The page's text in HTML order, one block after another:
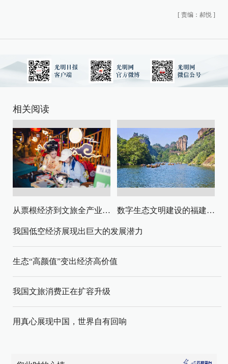
[ 责编：郝悦 ]
相关阅读
从票根经济到文旅全产业链升级 数字生态文明建设的福建路径与启示
我国低空经济展现出巨大的发展潜力
生态“高颜值”变出经济高价值
我国文旅消费正在扩容升级
用真心展现中国，世界自有回响